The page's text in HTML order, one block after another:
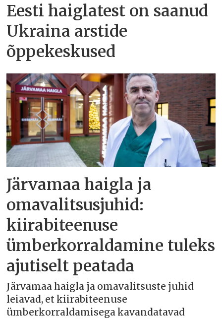
Eesti haiglatest on saanud
Ukraina arstide
õppekeskused
Järvamaa haigla ja
omavalitsusjuhid:
kiirabiteenuse
ümberkorraldamine tuleks
ajutiselt peatada
Järvamaa haigla ja omavalitsuste juhid
leiavad, et kiirabiteenuse
ümberkorraldamisega kavandatavad